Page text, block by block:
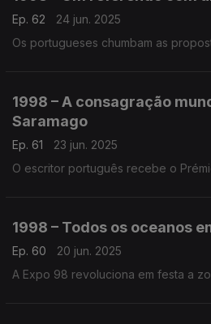
Ep. 62
24 jun. 2025
Os portugueses chumbam as
1998 – A consagração
Saramago
Ep. 61
23 jun. 2025
O escritor português recebe o
1998 – Todos os oceanos
Ep. 60
20 jun. 2025
A Expo 98 revoluciona em festa a